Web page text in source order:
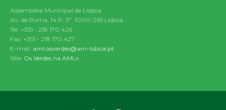
Assembleia Municipal de Lisboa
Av. de Roma, 14 P, 3º, 1000-265 Lisboa
Tel: +351 - 218 170 426
Fax: +351 - 218 170 427
E-mail: aml.osverdes@am-lisboa.pt
Site: Os Verdes na AMLx